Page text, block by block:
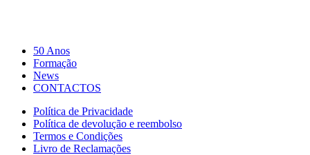
50 Anos
Formação
News
CONTACTOS
Política de Privacidade
Política de devolução e reembolso
Termos e Condições
Livro de Reclamações